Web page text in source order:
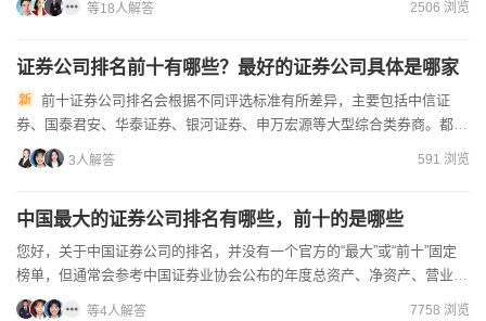
等18人解答 2506 浏览
证券公司排名前十有哪些？最好的证券公司具体是哪家
券、国泰君安、华泰证券、银河证券、申万宏源等大型综合类券商。都是
不错的，现在开户费率一般在万2.5，您申请开户的渠道不同，也会...
3人解答 591 浏览
中国最大的证券公司排名有哪些，前十的是哪些
您好，关于中国证券公司的排名，并没有一个官方的“最大”或“前十”固定
榜单，但通常会参考中国证券业协会公布的年度总资产、净资产、营业收
入或净利润等指标来综合评估。一般来说，在这些核心财务...
等4人解答 7758 浏览